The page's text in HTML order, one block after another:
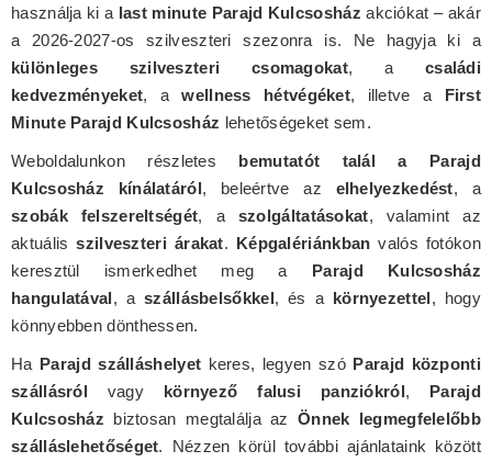
használja ki a last minute Parajd Kulcsosház akciókat – akár
a 2026-2027-os szilveszteri szezonra is. Ne hagyja ki a
különleges szilveszteri csomagokat, a családi
kedvezményeket, awellness hétvégéket, illetve a First
Minute Parajd Kulcsosház lehetőségeket sem.
Weboldalunkon részletes bemutatót talál a Parajd
Kulcsosház kínálatáról, beleértve az elhelyezkedést, a
szobák felszereltségét, a szolgáltatásokat, valamint az
aktuálisszilveszteri árakat. Képgalériánkban valós fotókon
keresztül ismerkedhet meg a Parajd Kulcsosház
hangulatával, aszállásbelsőkkel, és a környezettel, hogy
könnyebben dönthessen.
Ha Parajd szálláshelyet keres, legyen szó Parajd központi
szállásról vagy környező falusi panziókról, Parajd
Kulcsosház biztosan megtalálja azÖnnek legmegfelelőbb
szálláslehetőséget. Nézzen körül további ajánlataink között